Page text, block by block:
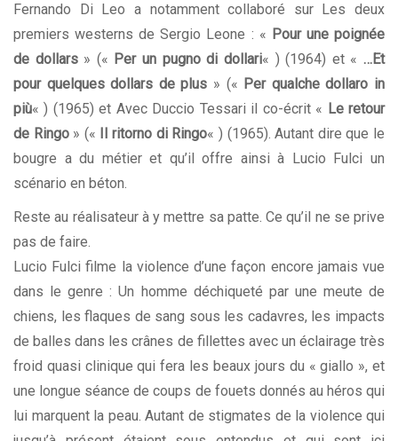
Fernando Di Leo a notamment collaboré sur Les deux
premiers westerns de Sergio Leone : « Pour une poignée
de dollars» (« Per un pugno di dollari« ) (1964) et «…Et
pour quelques dollars de plus » (« Per qualche dollaro in
più« ) (1965) et Avec Duccio Tessari il co-écrit « Le retour
de Ringo» (« Il ritorno di Ringo« ) (1965). Autant dire que le
bougre a du métier et qu’il offre ainsi à Lucio Fulci un
scénario en béton.
Reste au réalisateur à y mettre sa patte. Ce qu’il ne se prive
pas de faire.
Lucio Fulci filme la violence d’une façon encore jamais vue
dans le genre : Un homme déchiqueté par une meute de
chiens, les flaques de sang sous les cadavres, les impacts
de balles dans les crânes de fillettes avec un éclairage très
froid quasi clinique qui fera les beaux jours du « giallo », et
une longue séance de coups de fouets donnés au héros qui
lui marquent la peau. Autant de stigmates de la violence qui